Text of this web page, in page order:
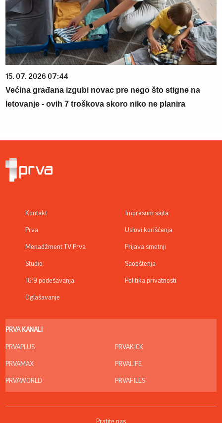
15. 07. 2026 07:44
Većina građana izgubi novac pre nego što stigne na
letovanje - ovih 7 troškova skoro niko ne planira
Kontakt
Prva
Menadžment TV Prva
Studio
16:9 podešavanja
Oglašavanje
Impresum sajta
Uslovi korišćenja
Prijava smetnji
Saopštenja
Politika privatnosti
PRVA KANALI
PRVAPLUS
PRVAMAX
PRVAWORLD
PRVAKICK
PRVALIFE
PRVAFILES